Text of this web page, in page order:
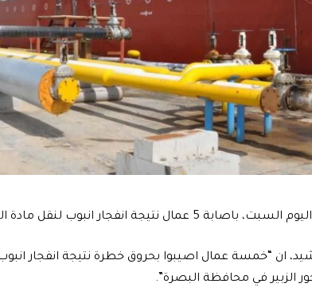
نتيجة انفجار انبوب لنقل مادة الزفت في البصرة.
ان “خمسة عمال اصيبوا بحروق خطرة نتيجة انفجار
الزبير في محافظة البصرة”.